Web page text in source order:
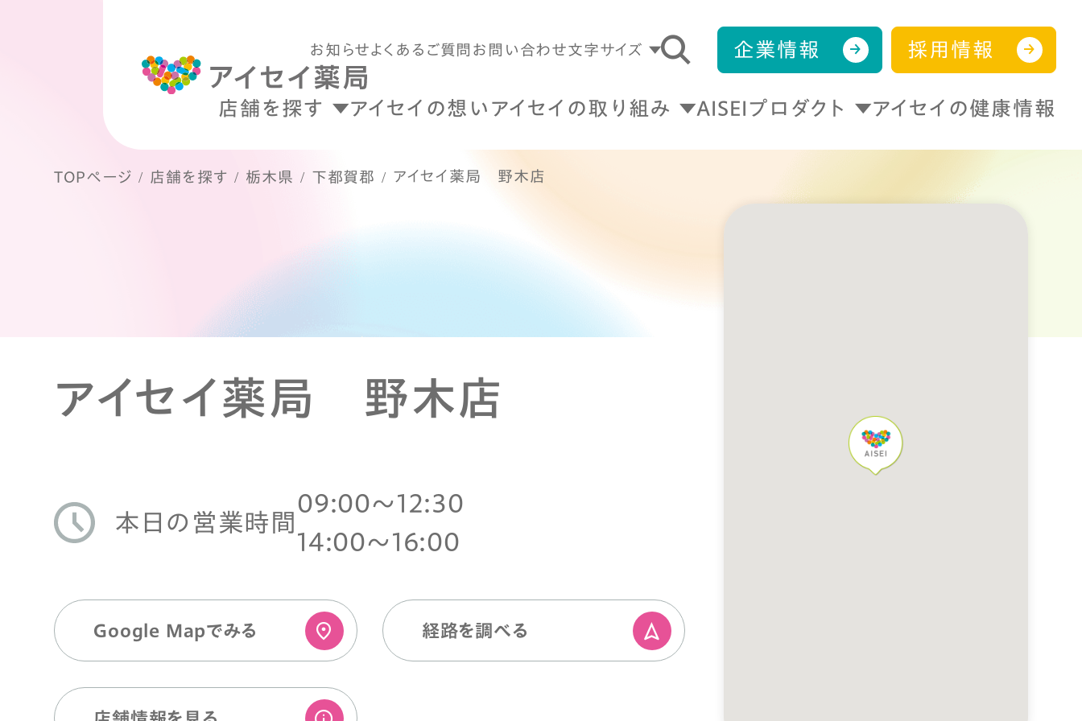
お知らせよくあるご質問 お問い合わせ文字サイズ 企業情報 採用情報
店舗を探す アイセイの想い アイセイの取り組み AISEIプロダクト アイセイの健康情報
TOPページ 店舗を探す 栃木県 下都賀郡 アイセイ薬局 野木店
アイセイ薬局 野木店
本日の営業時間
09:00〜12:30
14:00〜16:00
Google Mapでみる 経路を調べる